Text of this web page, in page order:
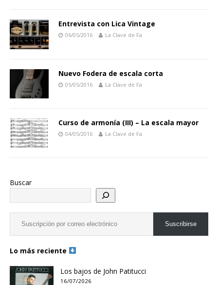
Entrevista con Lica Vintage
06/05/2016 La Clave de Fa
Nuevo Fodera de escala corta
05/05/2016 La Clave de Fa
Curso de armonía (III) – La escala mayor
04/05/2016 La Clave de Fa
Buscar
Suscribirse
Lo más reciente
Los bajos de John Patitucci
16/07/2026